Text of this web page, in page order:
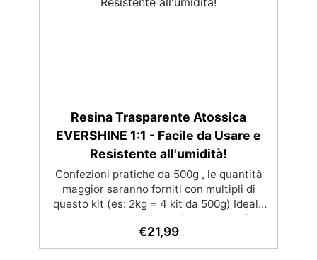
Resina Trasparente Atossica
EVERSHINE 1:1 - Facile da Usare e
Resistente all'umidità!
Confezioni pratiche da 500g , le quantità
maggior saranno forniti con multipli di
questo kit (es: 2kg = 4 kit da 500g) Ideale
per principianti: a prova di errore, perfetta
per chi inizia. Sempre lucida: garantisce
una finitura brillante e uniforme in ogni
€21,99